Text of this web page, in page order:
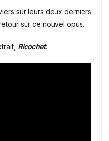
sur leurs deux derniers
sur ce nouvel opus.
Ricochet: